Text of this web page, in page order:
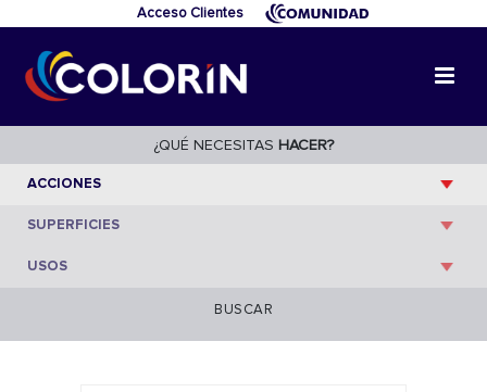
Acceso Clientes
¿QUÉ NECESITAS HACER?
BUSCAR